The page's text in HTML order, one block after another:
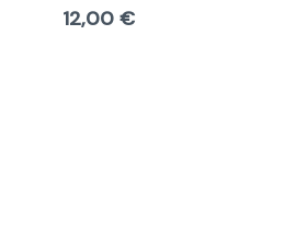
12,00 €